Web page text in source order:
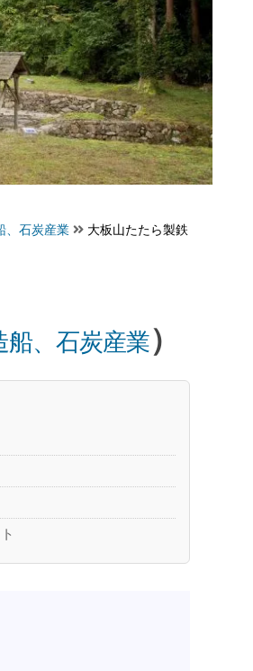
、石炭産業
大板山たたら製鉄
船、石炭産業）